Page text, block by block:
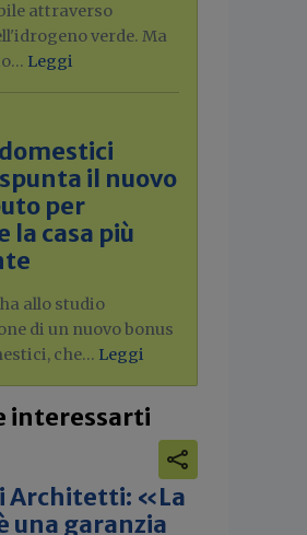
attraverso
verde. Ma
Leggi
il nuovo
per
la casa più
allo studio
di un nuovo bonus
che... Leggi
interessarti
Architetti: «La
una garanzia